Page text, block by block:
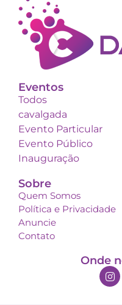
Eventos
Todos
cavalgada
Evento Particular
Evento Público
Inauguração
Sobre
Quem Somos
Política e Privacidade
Anuncie
Contato
Onde